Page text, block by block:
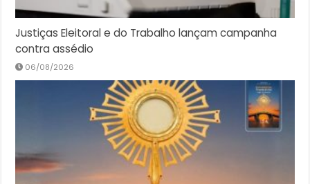
Justiças Eleitoral e do Trabalho lançam campanha
contra assédio
06/08/2026